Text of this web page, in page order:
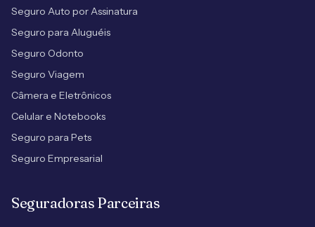
Seguro Auto por Assinatura
Seguro para Aluguéis
Seguro Odonto
Seguro Viagem
Câmera e Eletrônicos
Celular e Notebooks
Seguro para Pets
Seguro Empresarial
Seguradoras Parceiras